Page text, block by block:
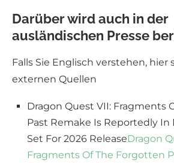
Darüber wird auch in der
ausländischen Presse
Falls Sie Englisch verstehen, hier
externen Quellen
Dragon Quest VII: Fragments
Past Remake Is Reportedly
Set For 2026 ReleaseDragon
Fragments Of The Forgotten